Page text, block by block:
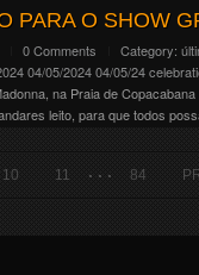
PARA O SHOW
0 Comments Category:
04/05/202404/05/24
na Praia de
leito, para que todos
10 11 . . . 84